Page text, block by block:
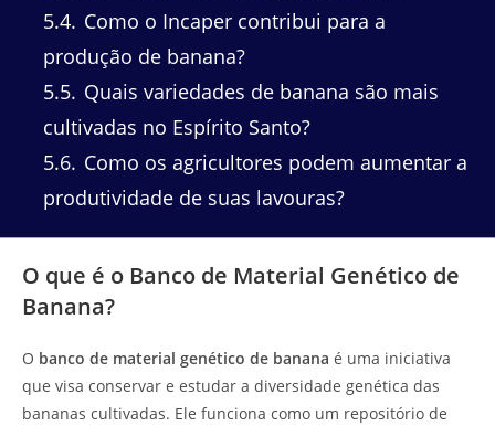
5.4 Como o Incaper contribui para a
produção de banana?
5.5 Quais variedades de banana são mais
cultivadas no Espírito Santo?
5.6 Como os agricultores podem aumentar a
produtividade de suas lavouras?
O que é o Banco de Material Genético de
Banana?
O banco de material genético de banana é uma iniciativa
que visa conservar e estudar a diversidade genética das
bananas cultivadas. Ele funciona como um repositório de